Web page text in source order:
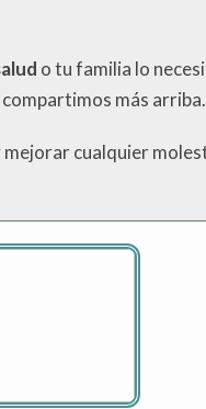
o tu familia lo
más arriba.
cualquier